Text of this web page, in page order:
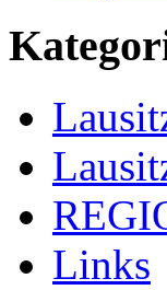
Links